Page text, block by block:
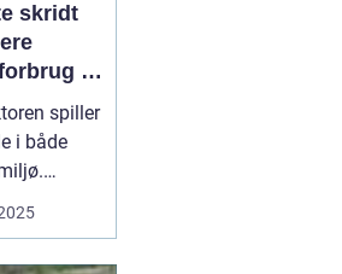
skridt
i
spiller
i både